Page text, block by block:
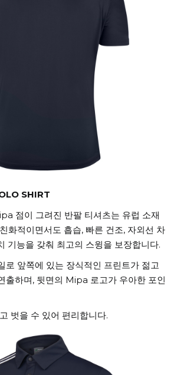
SHIRT
점이 그려진 반팔 티셔츠는 유럽 소재
화적이면서도 흡습, 빠른 건조, 자외선 차
기능을 갖춰 최고의 스윙을 보장합니다.
로 앞쪽에 있는 장식적인 프린트가 젊고
출하며, 뒷면의 Mipa 로고가 우아한 포인
벗을 수 있어 편리합니다.